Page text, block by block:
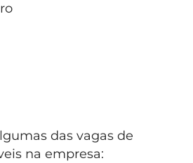
das vagas de
na empresa: